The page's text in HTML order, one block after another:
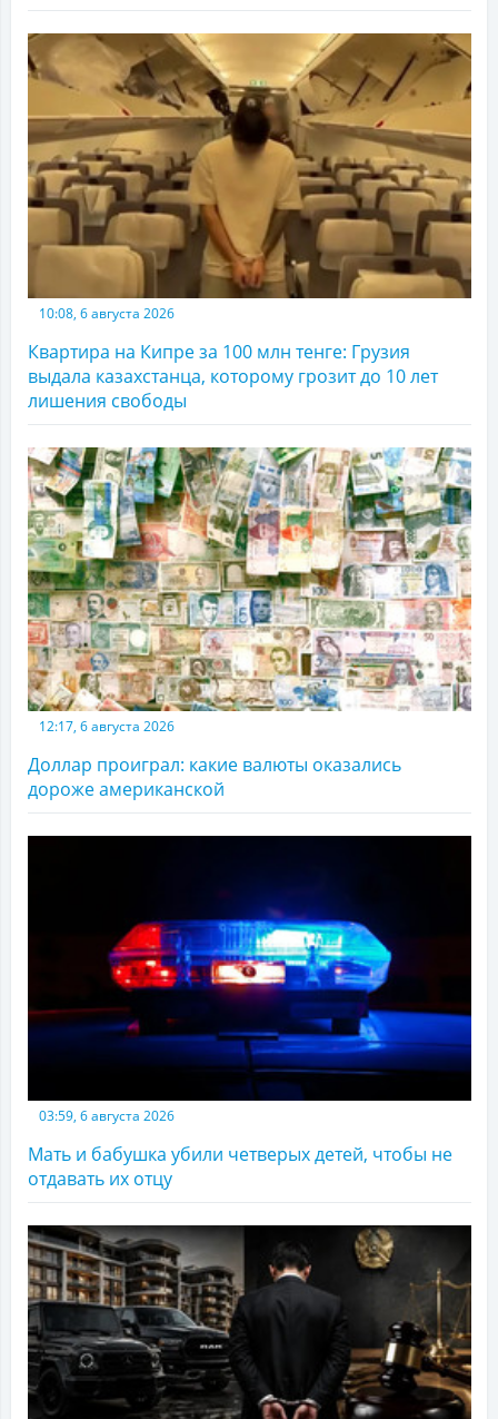
10:08, 6 августа 2026
Квартира на Кипре за 100 млн тенге: Грузия
выдала казахстанца, которому грозит до 10 лет
лишения свободы
12:17, 6 августа 2026
Доллар проиграл: какие валюты оказались
дороже американской
03:59, 6 августа 2026
Мать и бабушка убили четверых детей, чтобы не
отдавать их отцу